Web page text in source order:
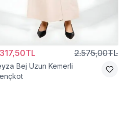
2.575,00TL
Bej Uzun Kemerli